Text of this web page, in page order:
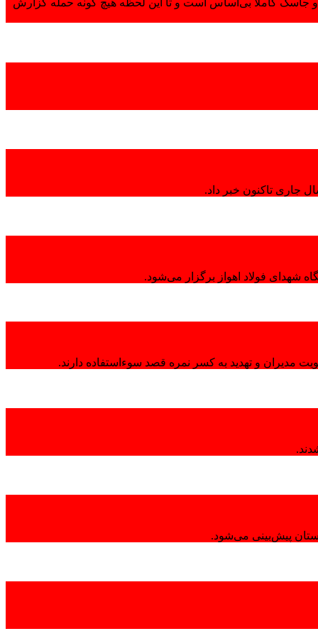
و جاسک کاملاً بی‌اساس است و تا این لحظه هیچ گونه حمله گزارش
جاری تاکنون خبر داد.
شهدای فولاد اهواز برگزار می‌شود.
مدیران و تهدید به کسر نمره قصد سوءاستفاده دارند.
پیش‌بینی می‌شود.